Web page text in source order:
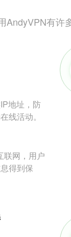
AndyVPN有许
地址，防
线活动。
联网，用户
得到保